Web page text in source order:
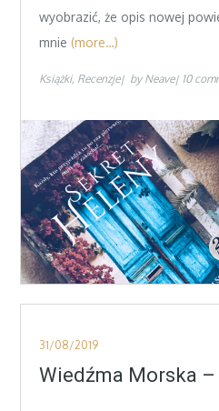
wyobrazić, że opis nowej
mnie (more…)
Książki Recenzje by Neave 10
Posted
on
31/08/2019
Wiedźma Morska